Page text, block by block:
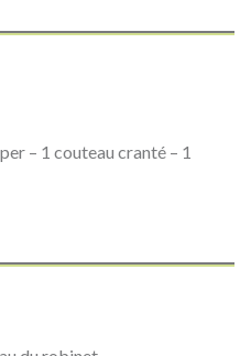
– 1 couteau cranté – 1